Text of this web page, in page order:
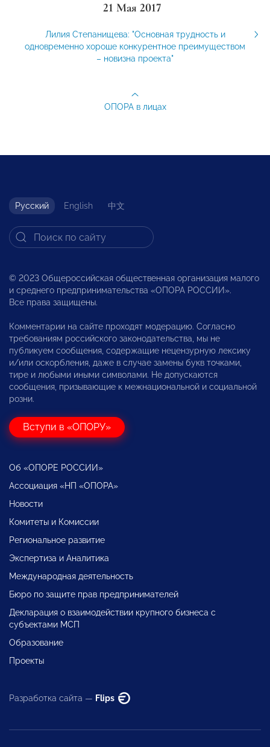
21 Мая 2017
Лилия Степанищева: "Основная трудность и
одновременно хороше конкурентное преимуществом
– новизна проекта"
ОПОРА в лицах
Русский English 中文
© 2023 Общероссийская общественная организация малого
и среднего предпринимательства «ОПОРА РОССИИ».
Все права защищены.
Комментарии на сайте проходят модерацию. Согласно
требованиям российского законодательства, мы не
публикуем сообщения, содержащие нецензурную лексику
и/или оскорбления, даже в случае замены букв точками,
тире и любыми иными символами. Не допускаются
сообщения, призывающие к межнациональной и социальной
розни.
Вступи в «ОПОРУ»
Об «ОПОРЕ РОССИИ»
Ассоциация «НП «ОПОРА»
Новости
Комитеты и Комиссии
Региональное развитие
Экспертиза и Аналитика
Международная деятельность
Бюро по защите прав предпринимателей
Декларация о взаимодействии крупного бизнеса с
субъектами МСП
Образование
Проекты
Разработка сайта — Flips